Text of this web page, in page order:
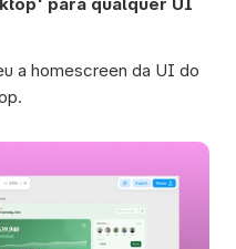
para qualquer UI
a homescreen da UI do